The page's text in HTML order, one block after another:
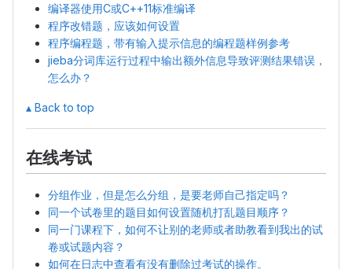
编译器使用C或C++11标准编译
程序改错题，应该如何设置
程序编程题，带有输入提示信息的编程题样例参考
jieba分词库运行过程中输出额外信息导致评测结果错误，
怎么办？
▴ Back to top
在线考试
分组作业，但是怎么分组，是要老师自己指定吗？
同一个试卷里的题目如何设置随机打乱题目顺序？
同一门课程下，如何不让别的老师或者助教看到我出的试
卷或试题内容？
如何在日志中查看有没有删除过考试的操作。